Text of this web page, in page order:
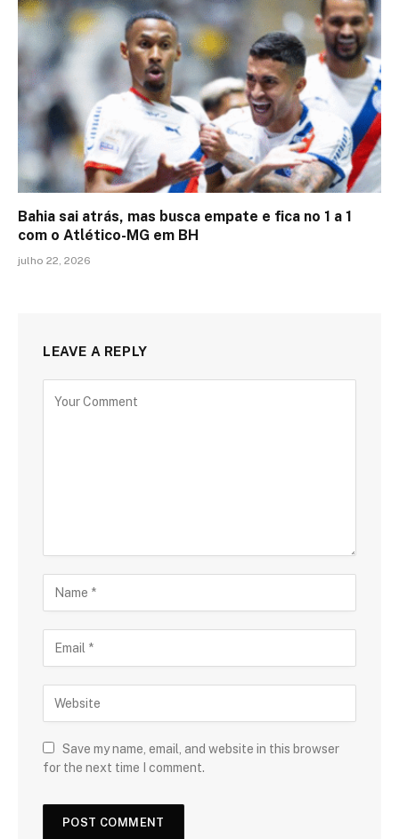
Bahia sai atrás, mas busca empate e fica no 1 a 1
com o Atlético-MG em BH
julho 22, 2026
LEAVE A REPLY
Save my name, email, and website in this browser
for the next time I comment.